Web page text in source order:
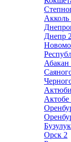
Акколь
Днепр
Абакан
Актобе
Бузулук
Орск 2